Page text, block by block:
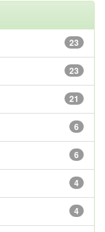
23
23
21
6
6
4
4